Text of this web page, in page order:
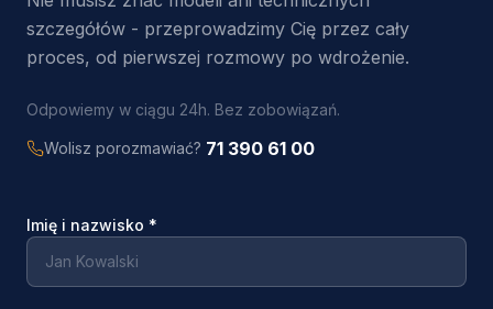
szczegółów - przeprowadzimy Cię przez cały
proces, od pierwszej rozmowy po wdrożenie.
Odpowiemy w ciągu 24h. Bez zobowiązań.
Wolisz porozmawiać? 71 390 61 00
Imię i nazwisko *